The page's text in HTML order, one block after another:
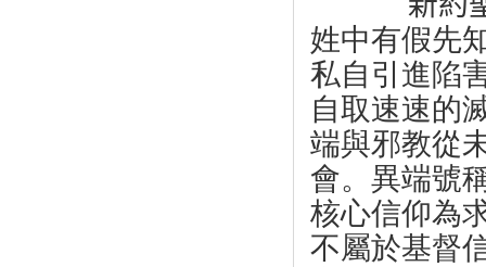
姓中有假先
私自引進陷
自取速速的
端與邪教從
會。異端號
核心信仰為
不屬於基督